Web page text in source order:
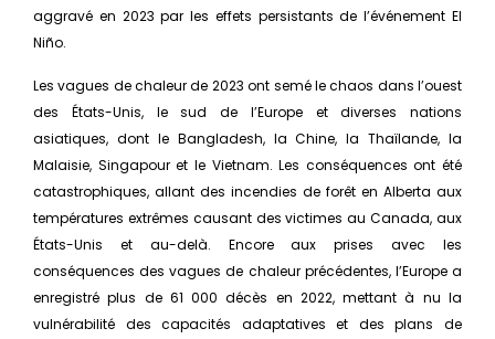
aggravé en 2023 par les effets persistants de l’événement El
Niño.
Les vagues de chaleur de 2023 ont semé le chaos dans l’ouest
des États-Unis, le sud de l’Europe et diverses nations
asiatiques, dont le Bangladesh, la Chine, la Thaïlande, la
Malaisie, Singapour et le Vietnam. Les conséquences ont été
catastrophiques, allant des incendies de forêt en Alberta aux
températures extrêmes causant des victimes au Canada, aux
États-Unis et au-delà. Encore aux prises avec les
conséquences des vagues de chaleur précédentes, l’Europe a
enregistré plus de 61 000 décès en 2022, mettant à nu la
vulnérabilité des capacités adaptatives et des plans de